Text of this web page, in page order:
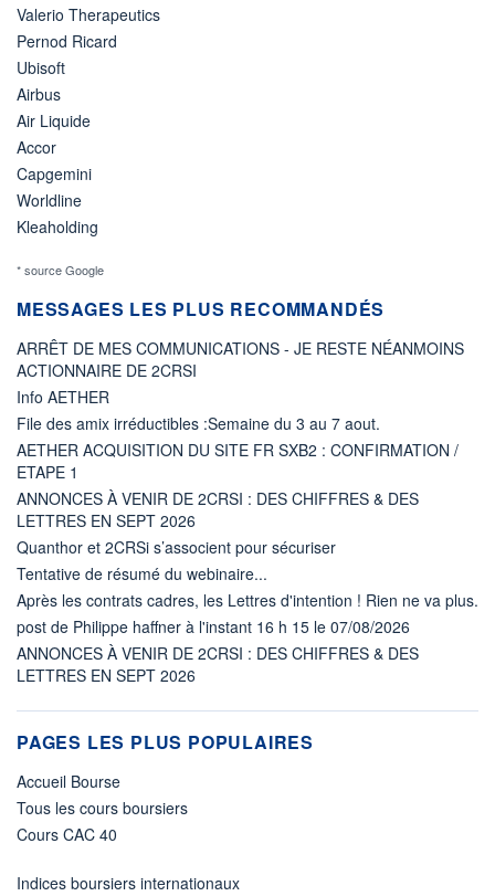
Valerio Therapeutics
Pernod Ricard
Ubisoft
Airbus
Air Liquide
Accor
Capgemini
Worldline
Kleaholding
* source Google
MESSAGES LES PLUS RECOMMANDÉS
ARRÊT DE MES COMMUNICATIONS - JE RESTE NÉANMOINS
ACTIONNAIRE DE 2CRSI
Info AETHER
File des amix irréductibles :Semaine du 3 au 7 aout.
AETHER ACQUISITION DU SITE FR SXB2 : CONFIRMATION /
ETAPE 1
ANNONCES À VENIR DE 2CRSI : DES CHIFFRES & DES
LETTRES EN SEPT 2026
Quanthor et 2CRSi s’associent pour sécuriser
Tentative de résumé du webinaire...
Après les contrats cadres, les Lettres d'intention ! Rien ne va plus.
post de Philippe haffner à l'instant 16 h 15 le 07/08/2026
ANNONCES À VENIR DE 2CRSI : DES CHIFFRES & DES
LETTRES EN SEPT 2026
PAGES LES PLUS POPULAIRES
Accueil Bourse
Tous les cours boursiers
Cours CAC 40
Indices boursiers internationaux